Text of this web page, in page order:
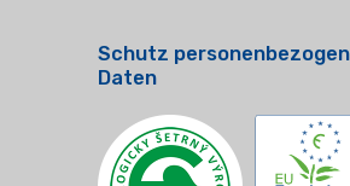
Schutz
Daten